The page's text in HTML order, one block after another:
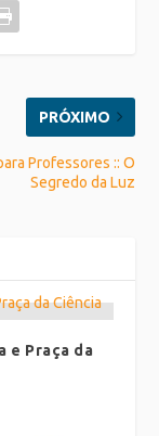
PRÓXIMO
Professores :: O
Segredo da Luz
e Praça da